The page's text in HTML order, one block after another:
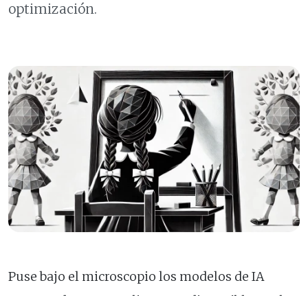
optimización.
Puse bajo el microscopio los modelos de IA